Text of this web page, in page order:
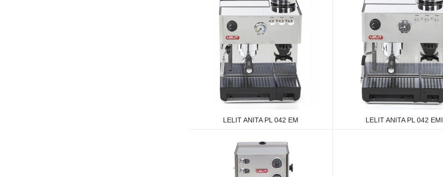
LELIT ANITA PL 042 EM LELIT ANITA PL 042 EMI